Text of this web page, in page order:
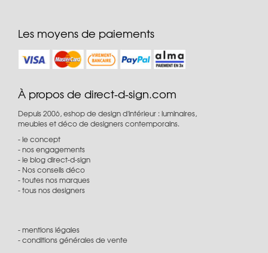
Les moyens de paiements
À propos de direct-d-sign.com
Depuis 2006, eshop de design d'intérieur : luminaires,
meubles et déco de designers contemporains.
le concept
nos engagements
le blog direct-d-sign
Nos conseils déco
toutes nos marques
tous nos designers
mentions légales
conditions générales de vente